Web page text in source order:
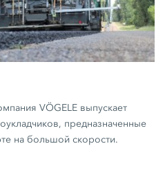
VÖGELE выпускает
предназначенные
на большой скорости.